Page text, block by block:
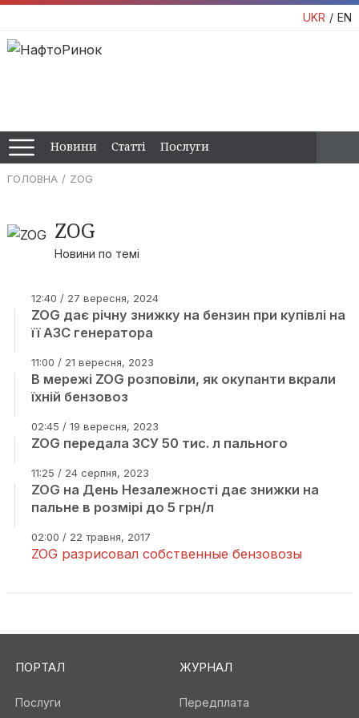
UKR EN
Новини Статті Послуги
ГОЛОВНА ZOG
ZOG
Новини по темі
12:40 / 27 вересня, 2024
ZOG дає річну знижку на бензин при купівлі на
її АЗС генератора
11:00 / 21 вересня, 2023
В мережі ZOG розповіли, як окупанти вкрали
їхній бензовоз
02:45 / 19 вересня, 2023
ZOG передала ЗСУ 50 тис. л пального
11:25 / 24 серпня, 2023
ZOG на День Незалежності дає знижки на
пальне в розмірі до 5 грн/л
02:00 / 22 травня, 2017
ZOG разрисовал собственные бензовозы
ПОРТАЛ
Послуги
ЖУРНАЛ
Передплата